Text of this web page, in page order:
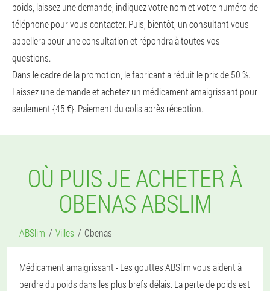
poids, laissez une demande, indiquez votre nom et votre numéro de
téléphone pour vous contacter. Puis, bientôt, un consultant vous
appellera pour une consultation et répondra à toutes vos
questions.
Dans le cadre de la promotion, le fabricant a réduit le prix de 50 %.
Laissez une demande et achetez un médicament amaigrissant pour
seulement {45 €}. Paiement du colis après réception.
OÙ PUIS JE ACHETER À
OBENAS ABSLIM
ABSlim Villes Obenas
Médicament amaigrissant - Les gouttes ABSlim vous aident à
perdre du poids dans les plus brefs délais. La perte de poids est